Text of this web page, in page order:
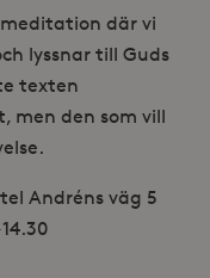
där vi
lyssnar till Guds
texten
men den som vill
Andréns väg 5